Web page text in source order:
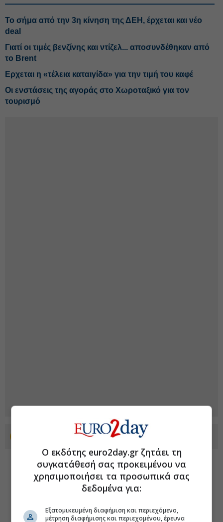
Το σήμα από την 3η κίνηση της ΔΕΗ, έρχεται και νέο
deal
Γιατί οι τιμές βενζίνης και ντίζελ... αποσυνδέθηκαν από
το Brent
Ερχεται η «τέλεια καταιγίδα» για την τιμή του καφέ
Οι ενστάσεις της αγοράς στο Χωροταξικό για τον
τουρισμό
Προσθέστε το euro2day.gr στο Discover
Ο εκδότης euro2day.gr ζητάει τη
συγκατάθεσή σας προκειμένου να
χρησιμοποιήσει τα προσωπικά σας
δεδομένα για:
Εξατομικευμένη διαφήμιση και περιεχόμενο,
μέτρηση διαφήμισης και περιεχομένου, έρευνα